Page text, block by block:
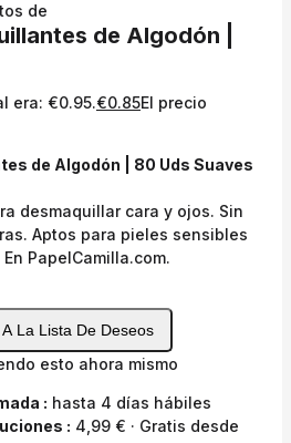
de
de Algodón |
era: €0.95.€0.85El precio
de Algodón | 80 Uds Suaves
desmaquillar cara y ojos. Sin
Aptos para pieles sensibles
PapelCamilla.com.
La Lista De Deseos
esto ahora mismo
: hasta 4 días hábiles
: 4,99 € · Gratis desde